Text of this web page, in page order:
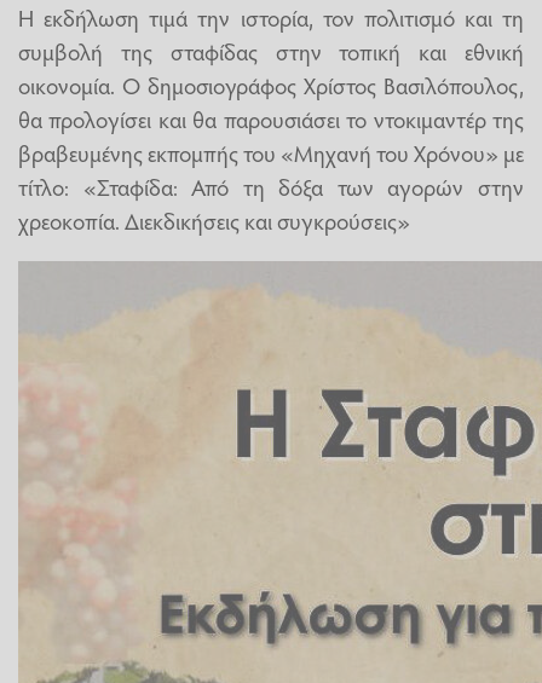
Η εκδήλωση τιμά την ιστορία, τον πολιτισμό και τη
συμβολή της σταφίδας στην τοπική και εθνική
οικονομία. Ο δημοσιογράφος Χρίστος Βασιλόπουλος,
θα προλογίσει και θα παρουσιάσει το ντοκιμαντέρ της
βραβευμένης εκπομπής του «Μηχανή του Χρόνου» με
τίτλο: «Σταφίδα: Από τη δόξα των αγορών στην
χρεοκοπία. Διεκδικήσεις και συγκρούσεις»